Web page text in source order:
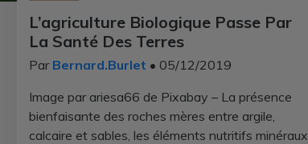
L’agriculture Biologique Passe Par
La Santé Des Terres
Par Bernard.Burlet • 05/12/2019
Image par ariesa66 de Pixabay – La présence
bienfaisante des roches mères entre argile,
calcaire et sables, les éléments nutritifs minéraux